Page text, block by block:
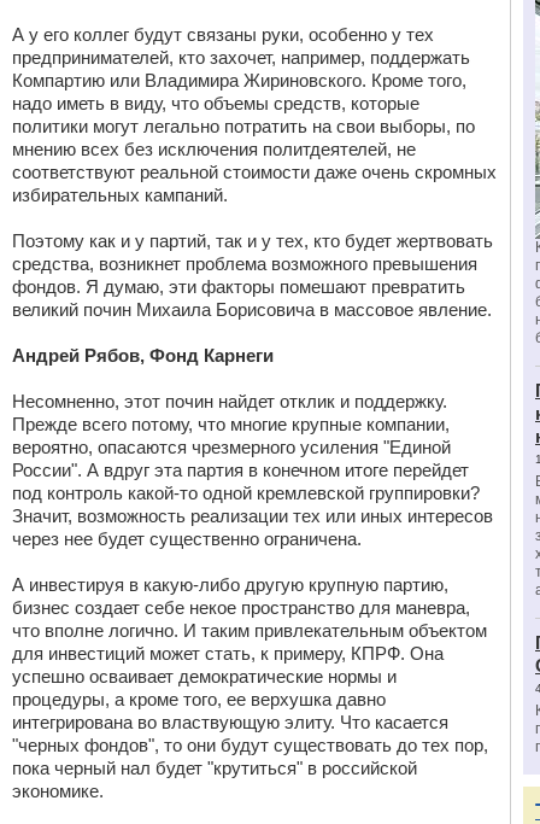
А у его коллег будут связаны руки, особенно у тех
предпринимателей, кто захочет, например, поддержать
Компартию или Владимира Жириновского. Кроме того,
надо иметь в виду, что объемы средств, которые
политики могут легально потратить на свои выборы, по
мнению всех без исключения политдеятелей, не
соответствуют реальной стоимости даже очень скромных
избирательных кампаний.
Поэтому как и у партий, так и у тех, кто будет жертвовать
средства, возникнет проблема возможного превышения
фондов. Я думаю, эти факторы помешают превратить
великий почин Михаила Борисовича в массовое явление.
Андрей Рябов, Фонд Карнеги
Несомненно, этот почин найдет отклик и поддержку.
Прежде всего потому, что многие крупные компании,
вероятно, опасаются чрезмерного усиления "Единой
России". А вдруг эта партия в конечном итоге перейдет
под контроль какой-то одной кремлевской группировки?
Значит, возможность реализации тех или иных интересов
через нее будет существенно ограничена.
А инвестируя в какую-либо другую крупную партию,
бизнес создает себе некое пространство для маневра,
что вполне логично. И таким привлекательным объектом
для инвестиций может стать, к примеру, КПРФ. Она
успешно осваивает демократические нормы и
процедуры, а кроме того, ее верхушка давно
интегрирована во властвующую элиту. Что касается
"черных фондов", то они будут существовать до тех пор,
пока черный нал будет "крутиться" в российской
экономике.